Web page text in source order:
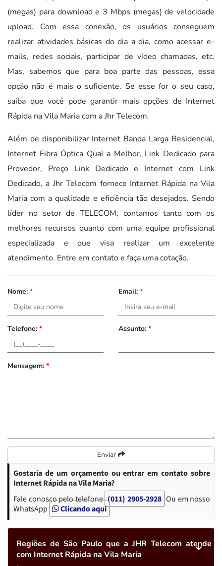
(megas) para download e 3 Mbps (megas) de velocidade
upload. Com essa conexão, os usuários conseguem
realizar atividades básicas do dia a dia, como acessar e-
mails, redes sociais, participar de vídeo chamadas, etc.
Mas, sabemos que para boa parte das pessoas, essa
opção não é mais o suficiente. Se esse for o seu caso,
saiba que você pode garantir mais opções de Internet
Rápida na Vila Maria com a Jhr Telecom.
Além de disponibilizar Internet Banda Larga Residencial,
Internet Fibra Óptica Qual a Melhor, Link Dedicado para
Provedor, Preço Link Dedicado e Internet com Link
Dedicado, a Jhr Telecom fornece Internet Rápida na Vila
Maria com a qualidade e eficiência tão desejados. Sendo
líder no setor de TELECOM, contamos tanto com os
melhores recursos quanto com uma equipe profissional
especializada e que visa realizar um excelente
atendimento. Entre em contato e faça uma cotação.
Nome: * Email: *
Telefone: * Assunto: *
Mensagem: *
Enviar
Gostaria de um orçamento ou entrar em contato sobre
Internet Rápida na Vila Maria?
Fale conosco pelo telefone (011) 2905-2928 Ou em nosso
WhatsApp
Clicando aqui
Regiões de São Paulo que a JHR Telecom atende
com Internet Rápida na Vila Maria